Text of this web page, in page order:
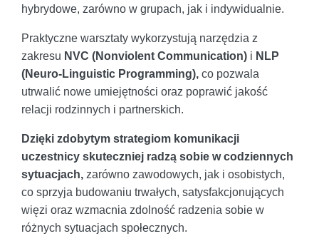
hybrydowe, zarówno w grupach, jak i indywidualnie.
Praktyczne warsztaty wykorzystują narzędzia z
zakresu NVC (Nonviolent Communication) i NLP
(Neuro-Linguistic Programming), co pozwala
utrwalić nowe umiejętności oraz poprawić jakość
relacji rodzinnych i partnerskich.
Dzięki zdobytym strategiom komunikacji
uczestnicy skuteczniej radzą sobie w codziennych
sytuacjach, zarówno zawodowych, jak i osobistych,
co sprzyja budowaniu trwałych, satysfakcjonujących
więzi oraz wzmacnia zdolność radzenia sobie w
różnych sytuacjach społecznych.